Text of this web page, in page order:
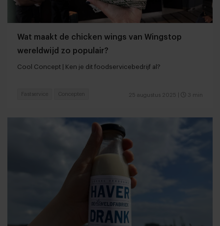
Wat maakt de chicken wings van Wingstop
wereldwijd zo populair?
Cool Concept | Ken je dit foodservicebedrijf al?
25 augustus 2025 3 min
Fastservice Concepten